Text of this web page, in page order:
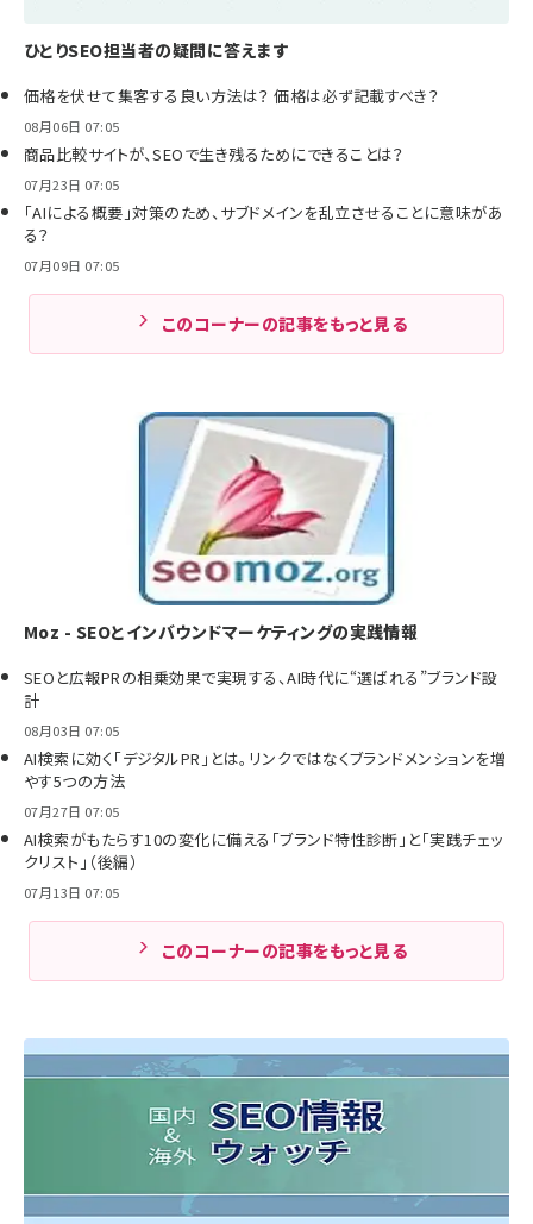
ひとりSEO担当者の疑問に答えます
価格を伏せて集客する良い方法は？ 価格は必ず記載すべき？
08月06日 07:05
商品比較サイトが、SEOで生き残るためにできることは？
07月23日 07:05
「AIによる概要」対策のため、サブドメインを乱立させることに意味があ
る？
07月09日 07:05
このコーナーの記事をもっと見る
Moz - SEOとインバウンドマーケティングの実践情報
SEOと広報PRの相乗効果で実現する、AI時代に“選ばれる”ブランド設
計
08月03日 07:05
AI検索に効く「デジタルPR」とは。リンクではなくブランドメンションを増
やす5つの方法
07月27日 07:05
AI検索がもたらす10の変化に備える「ブランド特性診断」と「実践チェッ
クリスト」（後編）
07月13日 07:05
このコーナーの記事をもっと見る